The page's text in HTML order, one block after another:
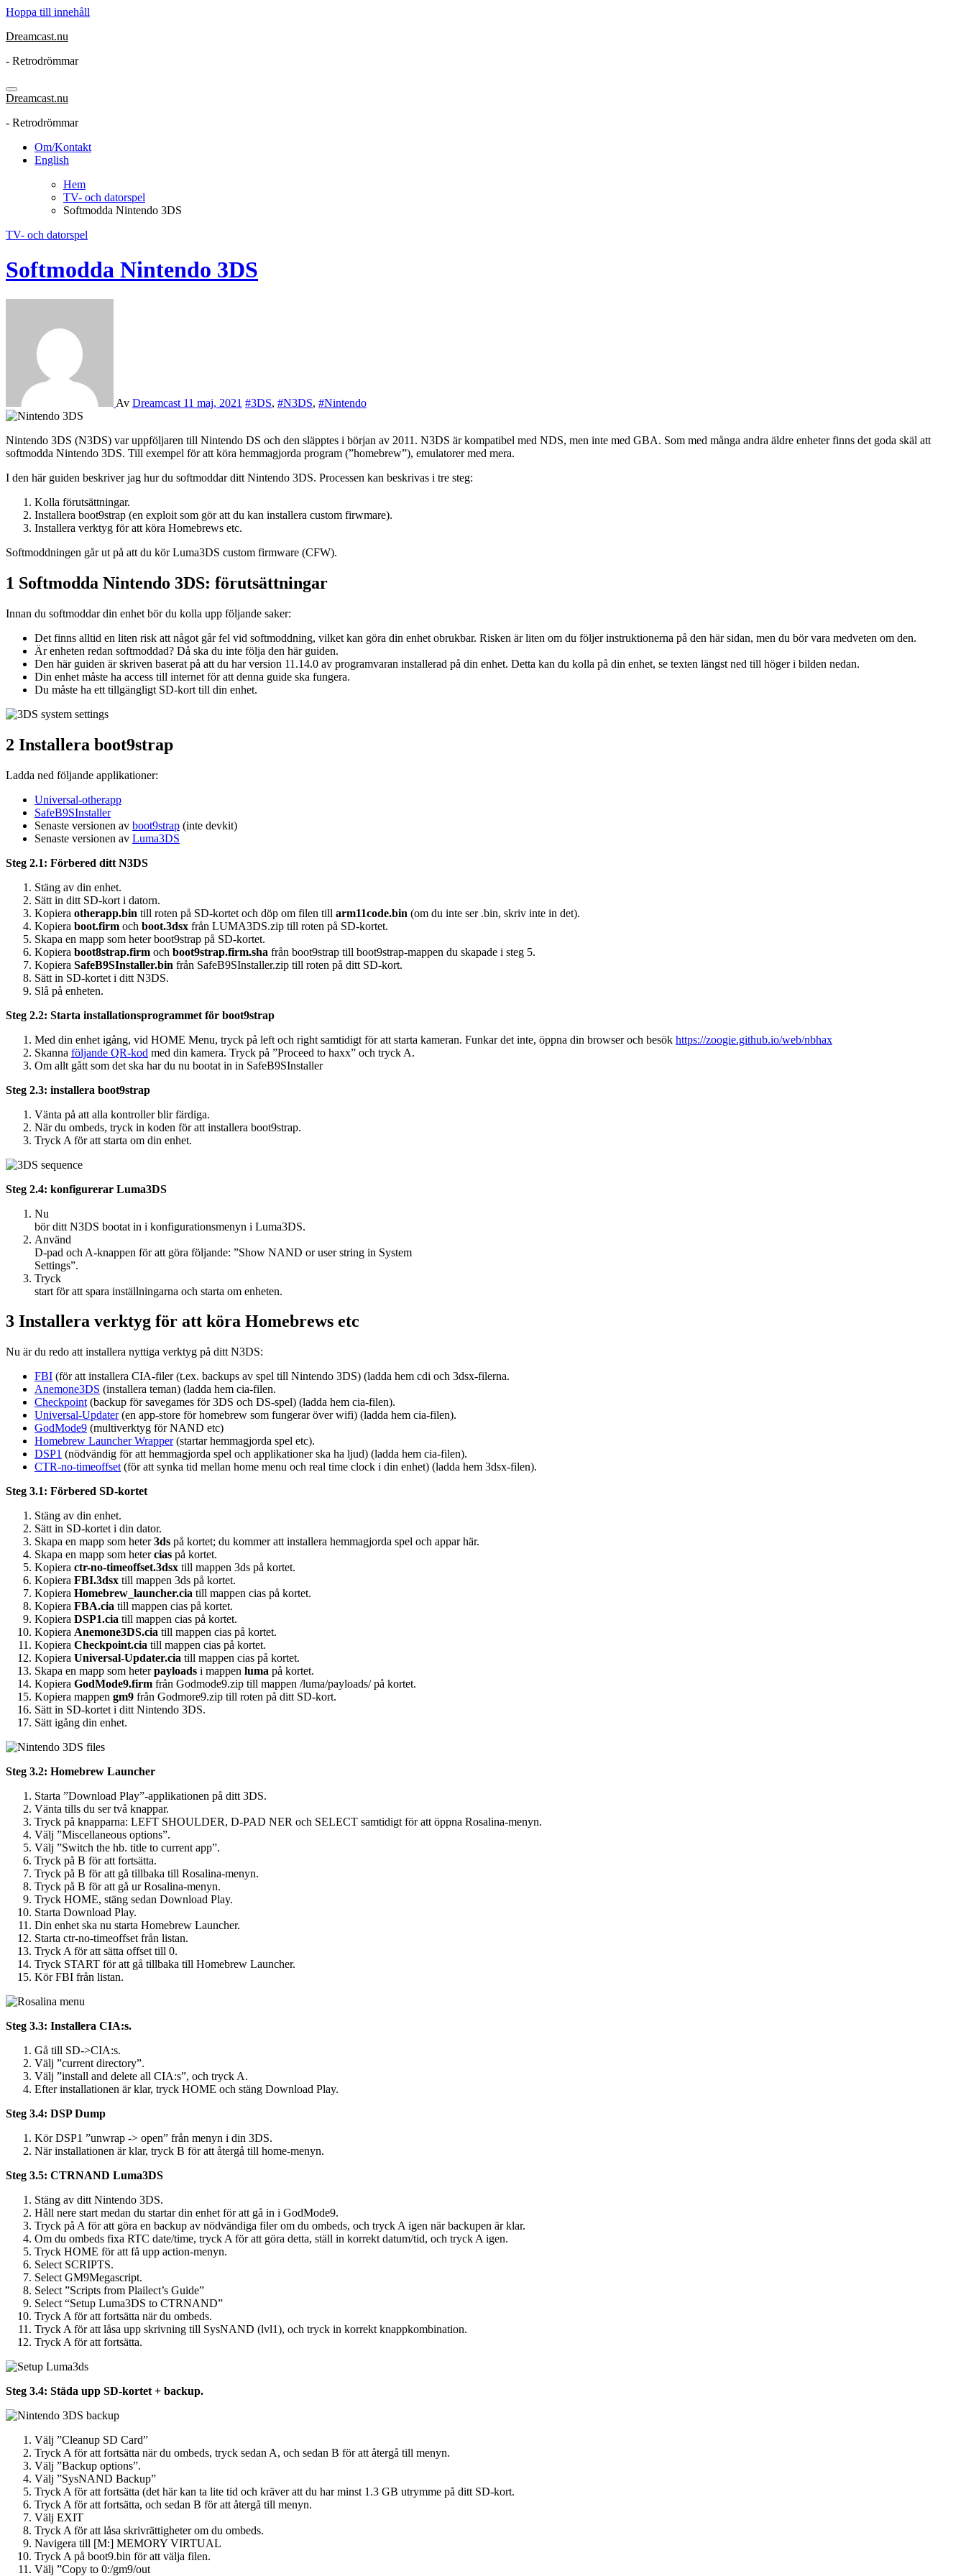
Hoppa till innehåll
Dreamcast.nu
- Retrodrömmar
Dreamcast.nu
- Retrodrömmar
Om/Kontakt
English
Hem
TV- och datorspel
Softmodda Nintendo 3DS
TV- och datorspel
Softmodda Nintendo 3DS
Av Dreamcast 11 maj, 2021 #3DS, #N3DS, #Nintendo
Nintendo 3DS (N3DS) var uppföljaren till Nintendo DS och den släpptes i början av 2011. N3DS är kompatibel med NDS, men inte med GBA. Som med många andra äldre enheter finns det goda skäl att
softmodda Nintendo 3DS. Till exempel för att köra hemmagjorda program (”homebrew”), emulatorer med mera.
I den här guiden beskriver jag hur du softmoddar ditt Nintendo 3DS. Processen kan beskrivas i tre steg:
Kolla förutsättningar.
Installera boot9strap (en exploit som gör att du kan installera custom firwmare).
Installera verktyg för att köra Homebrews etc.
Softmoddningen går ut på att du kör Luma3DS custom firmware (CFW).
1 Softmodda Nintendo 3DS: förutsättningar
Innan du softmoddar din enhet bör du kolla upp följande saker:
Det finns alltid en liten risk att något går fel vid softmoddning, vilket kan göra din enhet obrukbar. Risken är liten om du följer instruktionerna på den här sidan, men du bör vara medveten om den.
Är enheten redan softmoddad? Då ska du inte följa den här guiden.
Den här guiden är skriven baserat på att du har version 11.14.0 av programvaran installerad på din enhet. Detta kan du kolla på din enhet, se texten längst ned till höger i bilden nedan.
Din enhet måste ha access till internet för att denna guide ska fungera.
Du måste ha ett tillgängligt SD-kort till din enhet.
2 Installera boot9strap
Ladda ned följande applikationer:
Universal-otherapp
SafeB9SInstaller
Senaste versionen av boot9strap (inte devkit)
Senaste versionen av Luma3DS
Steg 2.1: Förbered ditt N3DS
Stäng av din enhet.
Sätt in ditt SD-kort i datorn.
Kopiera otherapp.bin till roten på SD-kortet och döp om filen till arm11code.bin (om du inte ser .bin, skriv inte in det).
Kopiera boot.firm och boot.3dsx från LUMA3DS.zip till roten på SD-kortet.
Skapa en mapp som heter boot9strap på SD-kortet.
Kopiera boot8strap.firm och boot9strap.firm.sha från boot9strap till boot9strap-mappen du skapade i steg 5.
Kopiera SafeB9SInstaller.bin från SafeB9SInstaller.zip till roten på ditt SD-kort.
Sätt in SD-kortet i ditt N3DS.
Slå på enheten.
Steg 2.2: Starta installationsprogrammet för boot9strap
Med din enhet igång, vid HOME Menu, tryck på left och right samtidigt för att starta kameran. Funkar det inte, öppna din browser och besök https://zoogie.github.io/web/nbhax
Skanna följande QR-kod med din kamera. Tryck på ”Proceed to haxx” och tryck A.
Om allt gått som det ska har du nu bootat in in SafeB9SInstaller
Steg 2.3: installera boot9strap
Vänta på att alla kontroller blir färdiga.
När du ombeds, tryck in koden för att installera boot9strap.
Tryck A för att starta om din enhet.
Steg 2.4: konfigurerar Luma3DS
Nu
bör ditt N3DS bootat in i konfigurationsmenyn i Luma3DS.
Använd
D-pad och A-knappen för att göra följande: ”Show NAND or user string in System
Settings”.
Tryck
start för att spara inställningarna och starta om enheten.
3 Installera verktyg för att köra Homebrews etc
Nu är du redo att installera nyttiga verktyg på ditt N3DS:
FBI (för att installera CIA-filer (t.ex. backups av spel till Nintendo 3DS) (ladda hem cdi och 3dsx-filerna.
Anemone3DS (installera teman) (ladda hem cia-filen.
Checkpoint (backup för savegames för 3DS och DS-spel) (ladda hem cia-filen).
Universal-Updater(en app-store för homebrew som fungerar över wifi) (ladda hem cia-filen).
GodMode9 (multiverktyg för NAND etc)
Homebrew Launcher Wrapper(startar hemmagjorda spel etc).
DSP1 (nödvändig för att hemmagjorda spel och applikationer ska ha ljud) (ladda hem cia-filen).
CTR-no-timeoffset (för att synka tid mellan home menu och real time clock i din enhet) (ladda hem 3dsx-filen).
Steg 3.1: Förbered SD-kortet
Stäng av din enhet.
Sätt in SD-kortet i din dator.
Skapa en mapp som heter3ds på kortet; du kommer att installera hemmagjorda spel och appar här.
Skapa en mapp som hetercias på kortet.
Kopiera ctr-no-timeoffset.3dsx till mappen 3ds på kortet.
Kopiera FBI.3dsx till mappen 3ds på kortet.
Kopiera Homebrew_launcher.cia till mappen cias på kortet.
Kopiera FBA.cia till mappen cias på kortet.
Kopiera DSP1.cia till mappen cias på kortet.
Kopiera Anemone3DS.cia till mappen cias på kortet.
Kopiera Checkpoint.cia till mappen cias på kortet.
Kopiera Universal-Updater.cia till mappen cias på kortet.
Skapa en mapp som heterpayloads i mappen luma på kortet.
Kopiera GodMode9.firm från Godmode9.zip till mappen /luma/payloads/ på kortet.
Kopiera mappen gm9 från Godmore9.zip till roten på ditt SD-kort.
Sätt in SD-kortet i ditt Nintendo 3DS.
Sätt igång din enhet.
Steg 3.2: Homebrew Launcher
Starta ”Download Play”-applikationen på ditt 3DS.
Vänta tills du ser två knappar.
Tryck på knapparna: LEFT SHOULDER, D-PAD NER och SELECT samtidigt för att öppna Rosalina-menyn.
Välj ”Miscellaneous options”.
Välj ”Switch the hb. title to current app”.
Tryck på B för att fortsätta.
Tryck på B för att gå tillbaka till Rosalina-menyn.
Tryck på B för att gå ur Rosalina-menyn.
Tryck HOME, stäng sedan Download Play.
Starta Download Play.
Din enhet ska nu starta Homebrew Launcher.
Starta ctr-no-timeoffset från listan.
Tryck A för att sätta offset till 0.
Tryck START för att gå tillbaka till Homebrew Launcher.
Kör FBI från listan.
Steg 3.3: Installera CIA:s.
Gå till SD->CIA:s.
Välj ”current directory”.
Välj ”install and delete all CIA:s”, och tryck A.
Efter installationen är klar, tryck HOME och stäng Download Play.
Steg 3.4: DSP Dump
Kör DSP1 ”unwrap -> open” från menyn i din 3DS.
När installationen är klar, tryck B för att återgå till home-menyn.
Steg 3.5: CTRNAND Luma3DS
Stäng av ditt Nintendo 3DS.
Håll nere start medan du startar din enhet för att gå in i GodMode9.
Tryck på A för att göra en backup av nödvändiga filer om du ombeds, och tryck A igen när backupen är klar.
Om du ombeds fixa RTC date/time, tryck A för att göra detta, ställ in korrekt datum/tid, och tryck A igen.
Tryck HOME för att få upp action-menyn.
Select SCRIPTS.
Select GM9Megascript.
Select ”Scripts from Plailect’s Guide”
Select “Setup Luma3DS to CTRNAND”
Tryck A för att fortsätta när du ombeds.
Tryck A för att låsa upp skrivning till SysNAND (lvl1), och tryck in korrekt knappkombination.
Tryck A för att fortsätta.
Steg 3.4: Städa upp SD-kortet + backup.
Välj ”Cleanup SD Card”
Tryck A för att fortsätta när du ombeds, tryck sedan A, och sedan B för att återgå till menyn.
Välj ”Backup options”.
Välj ”SysNAND Backup”
Tryck A för att fortsätta (det här kan ta lite tid och kräver att du har minst 1.3 GB utrymme på ditt SD-kort.
Tryck A för att fortsätta, och sedan B för att återgå till menyn.
Välj EXIT
Tryck A för att låsa skrivrättigheter om du ombeds.
Navigera till [M:] MEMORY VIRTUAL
Tryck A på boot9.bin för att välja filen.
Välj ”Copy to 0:/gm9/out